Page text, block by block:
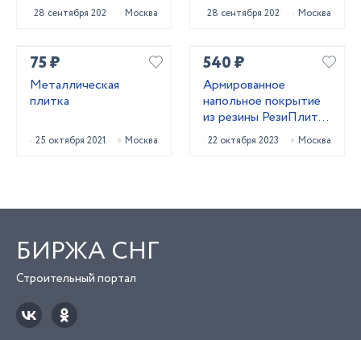
28 сентября 2021 Москва 28 сентября 2021 Москва
75 ₽
Металлическая
плитка
25 октября 2021 Москва
540 ₽
Армированное
напольное покрытие
из резины РезиПлит –
Double Rrubber
22 октября 2023 Москва
БИРЖА СНГ
Строительный портал